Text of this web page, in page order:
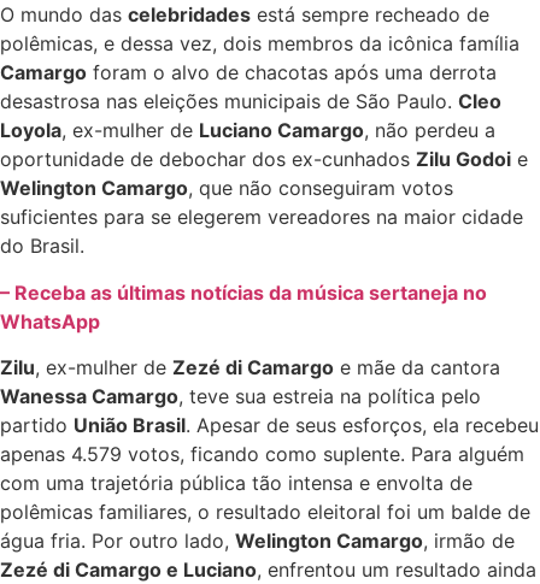
O mundo das celebridades está sempre recheado de
polêmicas, e dessa vez, dois membros da icônica família
Camargo foram o alvo de chacotas após uma derrota
desastrosa nas eleições municipais de São Paulo. Cleo
Loyola, ex-mulher de Luciano Camargo, não perdeu a
oportunidade de debochar dos ex-cunhados Zilu Godoi e
Welington Camargo, que não conseguiram votos
suficientes para se elegerem vereadores na maior cidade
do Brasil.
– Receba as últimas notícias da música sertaneja no
WhatsApp
Zilu, ex-mulher de Zezé di Camargo e mãe da cantora
Wanessa Camargo, teve sua estreia na política pelo
partido União Brasil. Apesar de seus esforços, ela recebeu
apenas 4.579 votos, ficando como suplente. Para alguém
com uma trajetória pública tão intensa e envolta de
polêmicas familiares, o resultado eleitoral foi um balde de
água fria. Por outro lado, Welington Camargo, irmão de
Zezé di Camargo e Luciano, enfrentou um resultado ainda